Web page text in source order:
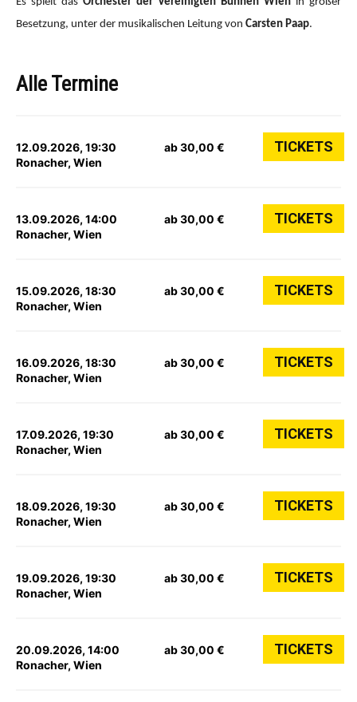
Besetzung, unter der musikalischen Leitung von Carsten Paap.
Alle Termine
12.09.2026, 19:30
Ronacher, Wien
ab 30,00 € TICKETS
13.09.2026, 14:00
Ronacher, Wien
ab 30,00 € TICKETS
15.09.2026, 18:30
Ronacher, Wien
ab 30,00 € TICKETS
16.09.2026, 18:30
Ronacher, Wien
ab 30,00 € TICKETS
17.09.2026, 19:30
Ronacher, Wien
ab 30,00 € TICKETS
18.09.2026, 19:30
Ronacher, Wien
ab 30,00 € TICKETS
19.09.2026, 19:30
Ronacher, Wien
ab 30,00 € TICKETS
20.09.2026, 14:00
Ronacher, Wien
ab 30,00 € TICKETS